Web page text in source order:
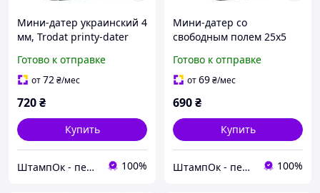
Мини-датер украинский 4
мм, Trodat printy-dater
Готово к отправке
от72₴/мес
720₴
Купить
ШтампОк - печати, штампы и факсимиле 100%
Мини-датер со
свободным полем 25x5
Trodat printy 4850
Готово к отправке
от69₴/мес
690₴
Купить
ШтампОк - печати, штампы и факсимиле 100%